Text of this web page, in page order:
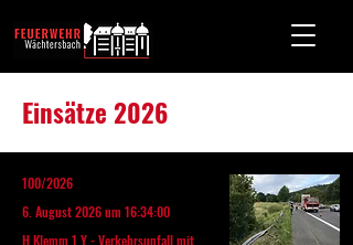
Einsätze 2026
100/2026
6. August 2026 um 16:34:00
H Klemm 1 Y - Verkehrsunfall mit